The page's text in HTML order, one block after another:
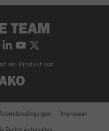
TEAM
ein Produkt von
Rechte vorbehalten
Impressum